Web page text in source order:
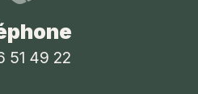
51 49 22